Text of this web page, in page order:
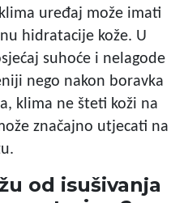
uređaj može imati
hidratacije kože. U
suhoće i nelagode
nego nakon boravka
klima ne šteti koži na
značajno utjecati na
od isušivanja